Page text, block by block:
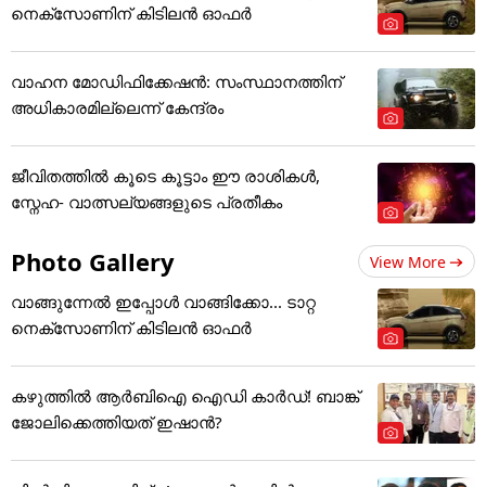
നെക്സോണിന് കിടിലൻ ഓഫർ
വാഹന മോഡിഫിക്കേഷൻ: സംസ്ഥാനത്തിന്
അ‌ധികാരമില്ലെന്ന് കേന്ദ്രം
ജീവിതത്തിൽ കൂടെ കൂട്ടാം ഈ രാശികൾ,
സ്നേഹ- വാത്സല്യങ്ങളുടെ പ്രതീകം
Photo Gallery View More
വാങ്ങുന്നേൽ ഇപ്പോൾ വാങ്ങിക്കോ... ടാറ്റ
നെക്സോണിന് കിടിലൻ ഓഫർ
കഴുത്തില്‍ ആര്‍ബിഐ ഐഡി കാര്‍ഡ്! ബാങ്ക്
ജോലിക്കെത്തിയത് ഇഷാന്‍?